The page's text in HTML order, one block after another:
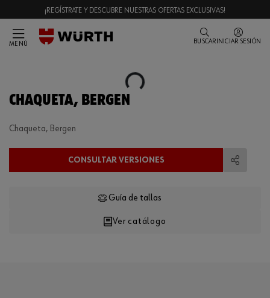
¡REGÍSTRATE Y DESCUBRE NUESTRAS OFERTAS EXCLUSIVAS!
MENÚ BUSCAR INICIAR SESIÓN
Loading...
CHAQUETA, BERGEN
Chaqueta, Bergen
CONSULTAR VERSIONES
Ver catálogo
Guía de tallas